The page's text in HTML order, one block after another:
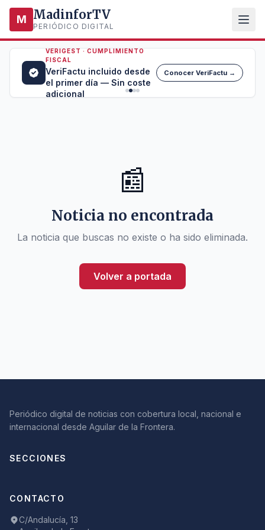
M MadinforTV
PERIÓDICO DIGITAL
VERIGEST · CUMPLIMIENTO
FISCAL
VeriFactu incluido desde
el primer día — Sin coste
adicional
Conocer VeriFactu →
📰
Noticia no encontrada
La noticia que buscas no existe o ha sido eliminada.
Volver a portada
Periódico digital de noticias con cobertura local, nacional e
internacional desde Aguilar de la Frontera.
SECCIONES
CONTACTO
C/Andalucía, 13